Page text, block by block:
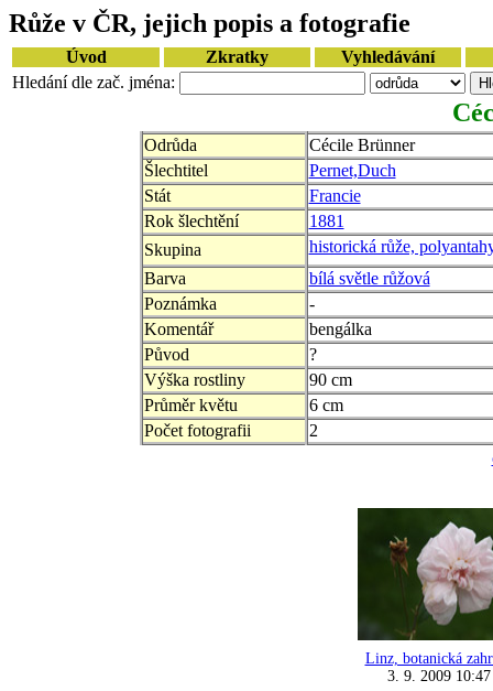
Růže v ČR, jejich popis a fotografie
Úvod Zkratky
Vyhledávání
Hledání dle zač. jména:
Odrůda
Cécile Brünner
Šlechtitel
Pernet,Duch
Stát
Francie
Rok šlechtění
1881
Skupina
historická růže,
Barva
bílá světle růžová
Poznámka
-
Komentář
bengálka
Původ
?
Výška rostliny
90 cm
Průměr květu
6 cm
Počet fotografii
2
Linz, botanická
3. 9. 2009 10:47